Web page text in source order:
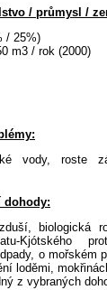
/ průmysl /
/ 25%)
m3 / rok (2000)
vody, roste
dohody:
biologická
Kjótského
o mořském
loděmi,
z vybraných